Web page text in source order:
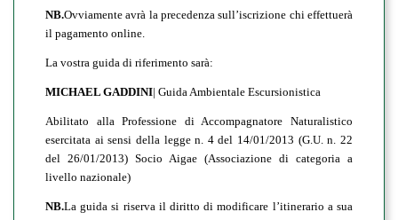
NB.Ovviamente avrà la precedenza sull’iscrizione chi effettuerà
il pagamento online.
La vostra guida di riferimento sarà:
MICHAEL GADDINI| Guida Ambientale Escursionistica
Abilitato alla Professione di Accompagnatore Naturalistico
esercitata ai sensi della legge n. 4 del 14/01/2013 (G.U. n. 22
del 26/01/2013) Socio Aigae (Associazione di categoria a
livello nazionale)
NB.La guida si riserva il diritto di modificare l’itinerario a sua